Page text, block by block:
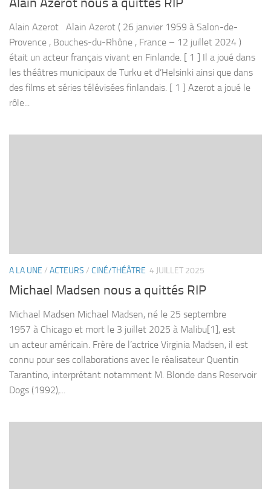
Alain Azerot Alain Azerot ( 26 janvier 1959 à Salon-de-
Provence , Bouches-du-Rhône , France – 12 juillet 2024 )
était un acteur français vivant en Finlande. [ 1 ] Il a joué dans
les théâtres municipaux de Turku et d’Helsinki ainsi que dans
des films et séries télévisées finlandais. [ 1 ] Azerot a joué le
rôle...
A LA UNE / ACTEURS / CINÉ/THÉÂTRE 4 JUILLET 2025
Michael Madsen nous a quittés RIP
Michael Madsen Michael Madsen, né le 25 septembre
1957 à Chicago et mort le 3 juillet 2025 à Malibu[1], est
un acteur américain. Frère de l’actrice Virginia Madsen, il est
connu pour ses collaborations avec le réalisateur Quentin
Tarantino, interprétant notamment M. Blonde dans Reservoir
Dogs (1992),...